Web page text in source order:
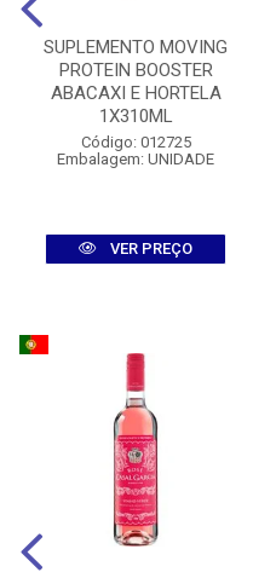
SUPLEMENTO MOVING
PROTEIN BOOSTER
ABACAXI E HORTELA
1X310ML
Código: 012725
Embalagem: UNIDADE
VER PREÇO